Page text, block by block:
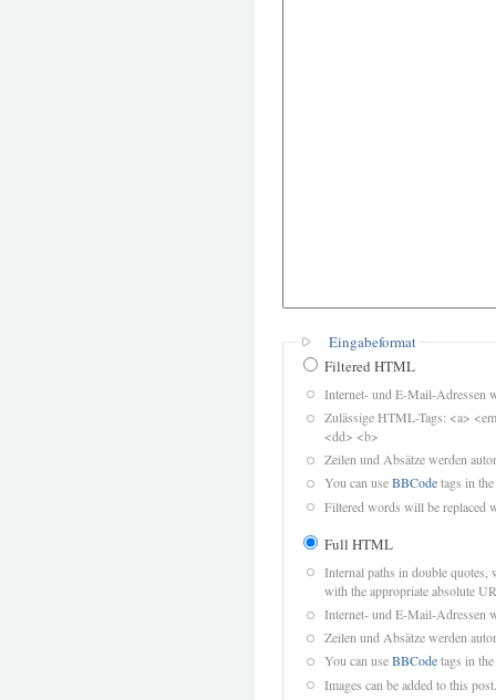
Eingabeformat
Filtered HTML
Internet- und E-Mail-Adressen
Zulässige HTML-Tags: <a>
<dd> <b>
Zeilen und Absätze werden
You can useBBCodetags in
Filtered words will be replaced
Full HTML
Internal paths in double quotes,
with the appropriate absolute
Internet- und E-Mail-Adressen
Zeilen und Absätze werden
You can useBBCodetags in
Images can be added to this post.